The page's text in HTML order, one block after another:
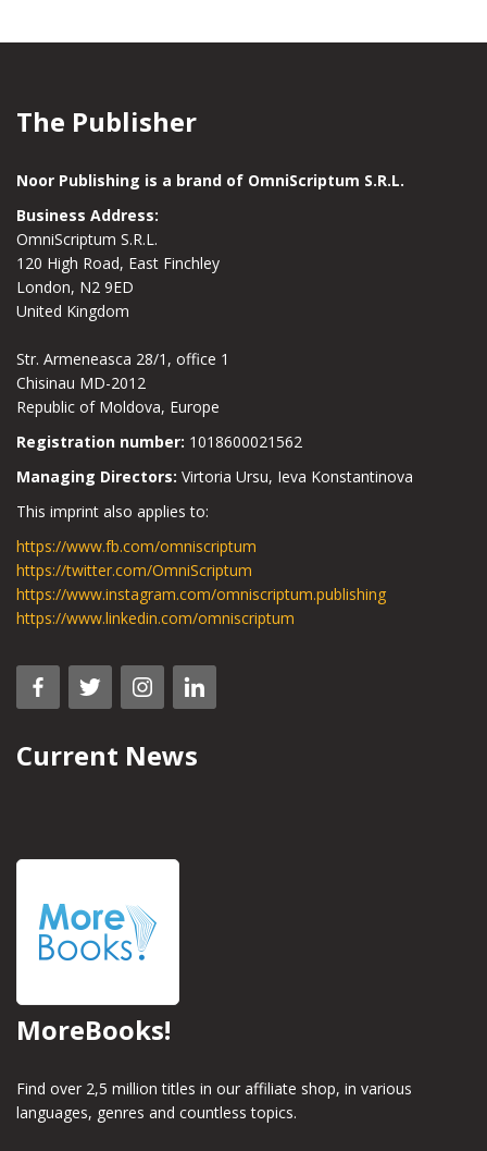
The Publisher
Noor Publishing is a brand of OmniScriptum S.R.L.
Business Address:
OmniScriptum S.R.L.
120 High Road, East Finchley
London, N2 9ED
United Kingdom
Str. Armeneasca 28/1, office 1
Chisinau MD-2012
Republic of Moldova, Europe
Registration number: 1018600021562
Managing Directors: Virtoria Ursu, Ieva Konstantinova
This imprint also applies to:
https://www.fb.com/omniscriptum
https://twitter.com/OmniScriptum
https://www.instagram.com/omniscriptum.publishing
https://www.linkedin.com/omniscriptum
Current News
MoreBooks!
Find over 2,5 million titles in our affiliate shop, in various
languages, genres and countless topics.